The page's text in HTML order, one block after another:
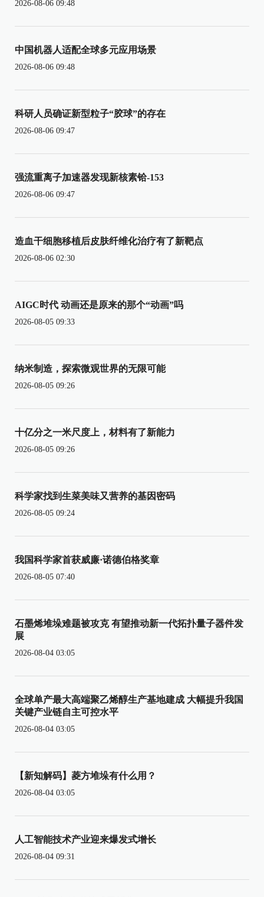
2026-08-06 09:48
中国机器人适配全球多元应用场景
2026-08-06 09:48
科研人员确证新型粒子“胶球”的存在
2026-08-06 09:47
强流重离子加速器发现新核素铪-153
2026-08-06 09:47
造血干细胞移植后皮肤纤维化治疗有了新靶点
2026-08-06 02:30
AIGC时代 动画还是原来的那个“动画”吗
2026-08-05 09:33
纳米制造，探索微观世界的无限可能
2026-08-05 09:26
十亿分之一米尺度上，材料有了新能力
2026-08-05 09:26
科学家找到生菜美味又营养的基因密码
2026-08-05 09:24
我国科学家首获威廉·诺德伯格奖章
2026-08-05 07:40
石墨烯堆垛难题被攻克 有望推动新一代拓扑量子器件发
展
2026-08-04 03:05
全球单产最大高端聚乙烯醇生产基地建成 大幅提升我国
关键产业链自主可控水平
2026-08-04 03:05
【新知解码】菱方堆垛有什么用？
2026-08-04 03:05
人工智能技术产业迎来爆发式增长
2026-08-04 09:31